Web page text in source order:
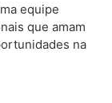
equipe
que amam
na